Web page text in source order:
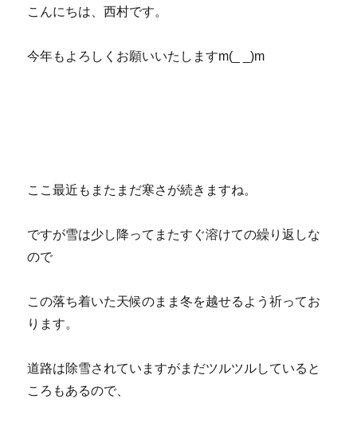
こんにちは、西村です。
今年もよろしくお願いいたしますm(_ _)m
ここ最近もまたまだ寒さが続きますね。
ですが雪は少し降ってまたすぐ溶けての繰り返しな
ので
この落ち着いた天候のまま冬を越せるよう祈ってお
ります。
道路は除雪されていますがまだツルツルしていると
ころもあるので、